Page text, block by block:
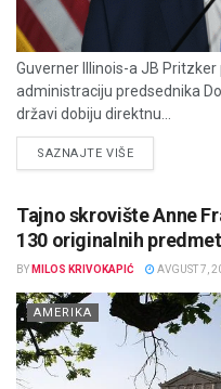
Guverner Illinois-a JB
administraciju predsednika
državi dobiju direktnu...
SAZNAJTE VIŠEDETAILS
Tajno skrovište Anne
130 originalnih
BY MILOS KRIVOKAPIĆ AVGUST 7,
AMERIKA